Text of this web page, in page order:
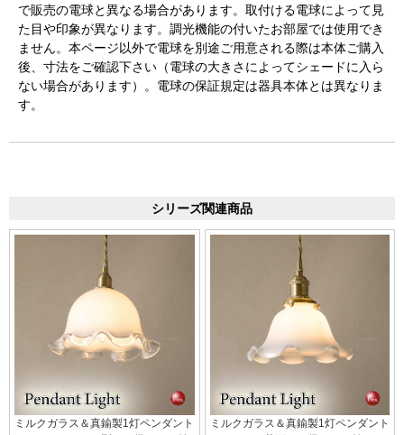
で販売の電球と異なる場合があります。取付ける電球によって見
た目や印象が異なります。調光機能の付いたお部屋では使用でき
ません。本ページ以外で電球を別途ご用意される際は本体ご購入
後、寸法をご確認下さい（電球の大きさによってシェードに入ら
ない場合があります）。電球の保証規定は器具本体とは異なりま
す。
シリーズ関連商品
ミルクガラス＆真鍮製1灯ペンダント
ミルクガラス＆真鍮製1灯ペンダント